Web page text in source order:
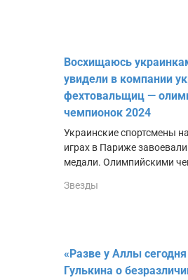
Восхищаюсь
увидели в компании
фехтовальщиц —
чемпионок 2024
Украинские спортсмены
играх в Париже
медали. Олимпийскими
Звезды
«Разве у Аллы
Гулькина о